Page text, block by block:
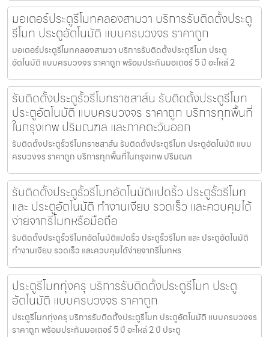
มอเตอร์ประตูรีโมทคลองสามวา บริการรับติดตั้งประตู
รีโมท ประตูอัตโนมัติ แบบครบวงจร ราคาถูก
มอเตอร์ประตูรีโมทคลองสามวา บริการรับติดตั้งประตูรีโมท ประตู
อัตโนมัติ แบบครบวงจร ราคาถูก พร้อมประกันมอเตอร์ 5 ปี อะไหล่ 2
รับติดตั้งประตูรั้วรีโมทราชสาส์น รับติดตั้งประตูรีโมท
ประตูอัตโนมัติ แบบครบวงจร ราคาถูก บริการทุกพื้นที่
ในกรุงเทพ ปริมณฑล และภาคตะวันออก
รับติดตั้งประตูรั้วรีโมทราชสาส์น รับติดตั้งประตูรีโมท ประตูอัตโนมัติ แบบ
ครบวงจร ราคาถูก บริการทุกพื้นที่ในกรุงเทพ ปริมณฑ
รับติดตั้งประตูรั้วรีโมทอัตโนมัติแปดริ้ว ประตูรั้วรีโมท
และ ประตูอัตโนมัติ ทำงานเงียบ รวดเร็ว และควบคุมได้
ง่ายจากรีโมทหรือมือถือ
รับติดตั้งประตูรั้วรีโมทอัตโนมัติแปดริ้ว ประตูรั้วรีโมท และ ประตูอัตโนมัติ
ทำงานเงียบ รวดเร็ว และควบคุมได้ง่ายจากรีโมทหร
ประตูรีโมททุ่งครุ บริการรับติดตั้งประตูรีโมท ประตู
อัตโนมัติ แบบครบวงจร ราคาถูก
ประตูรีโมททุ่งครุ บริการรับติดตั้งประตูรีโมท ประตูอัตโนมัติ แบบครบวงจร
ราคาถูก พร้อมประกันมอเตอร์ 5 ปี อะไหล่ 2 ปี ประตู